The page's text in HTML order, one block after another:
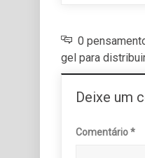
0
gel para
Deixe um
Comentário*